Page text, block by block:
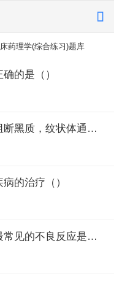

药理学(综合练习)题库
的是（）
[单选] 下列哪项不是由于氯丙嗪阻断黑质，纹状体通路之多巴胺受体而引起的（）
的治疗（）
[单选] 氯丙嗪治疗精神分裂症时最常见的不良反应是（）